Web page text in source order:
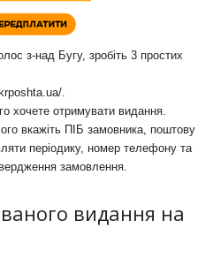
з-над Бугу, зробіть 3 простих
.
хочете отримувати видання.
вкажіть ПІБ замовника, поштову
періодику, номер телефону та
замовлення.
видання на